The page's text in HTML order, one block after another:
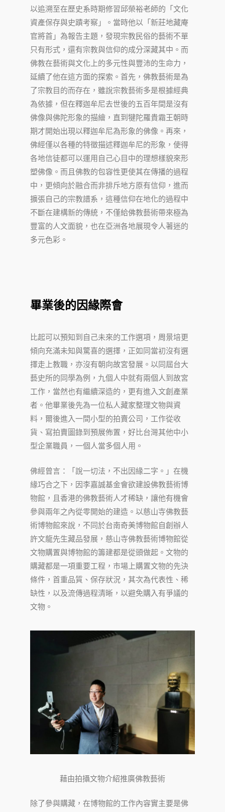
以追溯至在歷史系時期修習邱榮裕老師的「文化
資產保存與史蹟考察」。當時他以「新莊地藏庵
官將首」為報告主題，發現宗教民俗的藝術不單
只有形式，還有宗教與信仰的成分深藏其中。而
佛教在藝術與文化上的多元性與豐沛的生命力，
延續了他在這方面的探索。首先，佛教藝術是為
了宗教目的而存在，雖說宗教藝術多是根據經典
為依據，但在釋迦牟尼去世後的五百年間是沒有
佛像與佛陀形象的描繪，直到犍陀羅貴霜王朝時
期才開始出現以釋迦牟尼為形象的佛像。再來，
佛經僅以各種的特徵描述釋迦牟尼的形象，使得
各地信徒都可以運用自己心目中的理想樣貌來形
塑佛像。而且佛教的包容性更使其在傳播的過程
中，更傾向於融合而非排斥地方原有信仰，進而
擴張自己的宗教譜系，這種信仰在地化的過程中
不斷在建構新的傳統，不僅給佛教藝術帶來極為
豐富的人文面貌，也在亞洲各地展現令人著迷的
多元色彩。
畢業後的因緣際會
比起可以預知到自己未來的工作選項，周景培更
傾向充滿未知與驚喜的選擇，正如同當初沒有選
擇走上教職，亦沒有朝向故宮發展。以同屆台大
藝史所的同學為例，九個人中就有兩個人到故宮
工作，當然也有繼續深造的，更有進入文創產業
者。他畢業後先為一位私人藏家整理文物與資
料，爾後進入一間小型的拍賣公司，工作從收
貨、寫拍賣圖錄到預展佈置，好比台灣其他中小
型企業職員，一個人當多個人用。
佛經曾言：「說一切法，不出因緣二字。」在機
緣巧合之下，因李嘉誠基金會欲建設佛教藝術博
物館，且香港的佛教藝術人才稀缺，讓他有機會
參與兩年之內從零開始的建造。以慈山寺佛教藝
術博物館來說，不同於台南奇美博物館自創辦人
許文龍先生藏品發展，慈山寺佛教藝術博物館從
文物購置與博物館的籌建都是從頭做起。文物的
購藏都是一項重要工程，市場上購置文物的先決
條件，首重品質、保存狀況，其次為代表性、稀
缺性，以及流傳過程清晰，以避免購入有爭議的
文物。
藉由拍攝文物介紹推廣佛教藝術
除了參與購藏，在博物館的工作內容實主要是佛